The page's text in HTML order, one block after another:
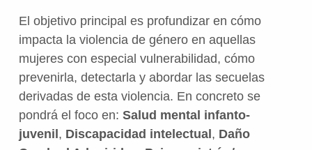
El objetivo principal es profundizar en cómo
impacta la violencia de género en aquellas
mujeres con especial vulnerabilidad, cómo
prevenirla, detectarla y abordar las secuelas
derivadas de esta violencia. En concreto se
pondrá el foco en: Salud mental infanto-
juvenil , Discapacidad intelectual , Daño